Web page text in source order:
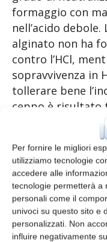
Per fornire le migliori
utilizziamo tecnologie
accedere alle
tecnologie permetterà a
personali come il
univoci su questo sito e
personalizzati. Non
influire negativamente
formaggio con
nell’acido
alginato non ha
contro l’HCl,
sopravvivenza in
tollerare bene
ceppo è risultato
in soluzione di
libera che
batteri probiotici
beneficio alla
nella mozzarella
simulata,
quantità di batteri
un fattore 103